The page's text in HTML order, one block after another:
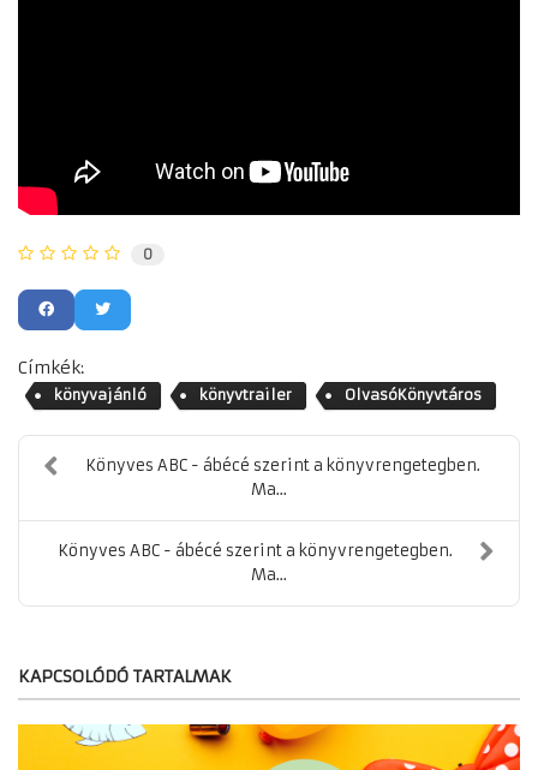
0
Címkék:
könyvajánló könyvtrailer OlvasóKönyvtáros
Könyves ABC - ábécé szerint a könyvrengetegben.
Ma...
Könyves ABC - ábécé szerint a könyvrengetegben.
Ma...
KAPCSOLÓDÓ TARTALMAK